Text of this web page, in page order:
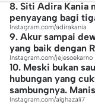
8. Siti Adira Kania
penyayang bagi
Instagram.com/adirakania
9. Akur sampai
yang baik dengan
Instagram.com/jejesoekarno
10. Meski bukan
hubungan yang
sambungnya.
Instagram.com/alghazali7